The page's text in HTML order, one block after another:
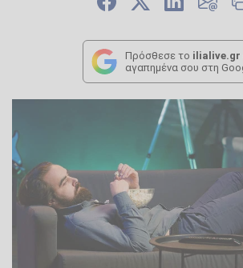
Πρόσθεσε το ilialive.gr
αγαπημένα σου στη